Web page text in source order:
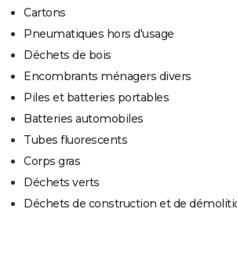
Cartons
Pneumatiques hors d'usage
Déchets de bois
Encombrants ménagers divers
Piles et batteries portables
Batteries automobiles
Tubes fluorescents
Corps gras
Déchets verts
Déchets de construction et de